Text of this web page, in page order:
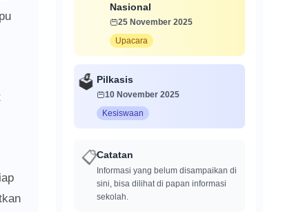
Nasional
25 November 2025
Upacara
🗳️ Pilkasis
10 November 2025
Kesiswaan
📋Catatan
Informasi yang belum disampaikan di
sini, bisa dilihat di papan informasi
sekolah.